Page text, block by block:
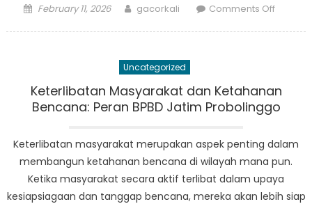
Posted
February 11, 2026 Author
gacorkali Comments Offon
Disaster
Uncategorized
Keterlibatan Masyarakat dan Ketahanan
Bencana: Peran BPBD Jatim Probolinggo
Keterlibatan masyarakat merupakan aspek penting dalam
membangun ketahanan bencana di wilayah mana pun.
Ketika masyarakat secara aktif terlibat dalam upaya
kesiapsiagaan dan tanggap bencana, mereka akan lebih siap